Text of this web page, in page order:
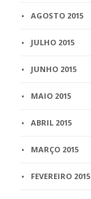
AGOSTO 2015
JULHO 2015
JUNHO 2015
MAIO 2015
ABRIL 2015
MARÇO 2015
FEVEREIRO 2015